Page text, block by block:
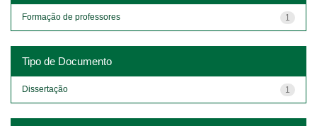
1
Formação de professores
Tipo de Documento
1
Dissertação